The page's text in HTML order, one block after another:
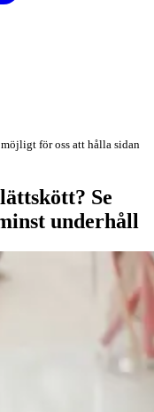
för oss att hålla sidan
Se
underhåll